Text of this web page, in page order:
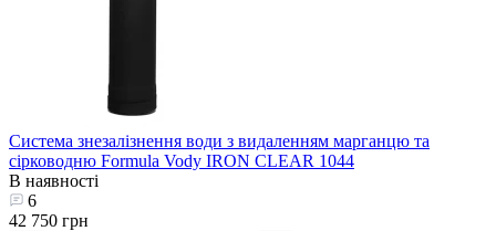
Система знезалізнення води з видаленням марганцю та
сірководню Formula Vody IRON CLEAR 1044
В наявності
6
42 750 грн